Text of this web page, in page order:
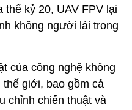
thế kỷ 20, UAV FPV lại
không người lái trong
của công nghệ không
giới, bao gồm cả
chỉnh chiến thuật và